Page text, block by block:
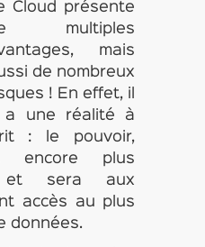
Cloud présente
multiples
mais
de nombreux
! En effet, il
a une réalité à
: le pouvoir,
encore plus
et sera aux
accès au plus
données.